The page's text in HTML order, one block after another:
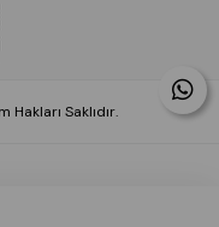
Hakları Saklıdır.